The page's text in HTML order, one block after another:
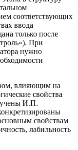
соответствующих
ввода
только после
При
нужно
влияющим на
свойства
И.П.
свойствам
лабильность